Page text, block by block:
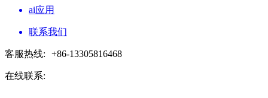
ai应用
联系我们
客服热线: +86-13305816468
在线联系: